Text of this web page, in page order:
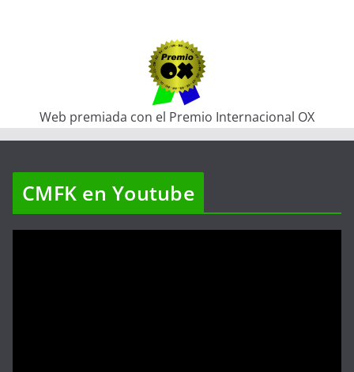
Web premiada con el Premio Internacional OX
CMFK en Youtube